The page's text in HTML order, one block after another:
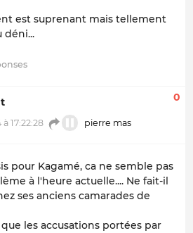
est suprenant mais tellement
déni...
17:22:28 pierre mas
0
pour Kagamé, ca ne semble pas
à l'heure actuelle.... Ne fait-il
ses anciens camarades de
les accusations portées par